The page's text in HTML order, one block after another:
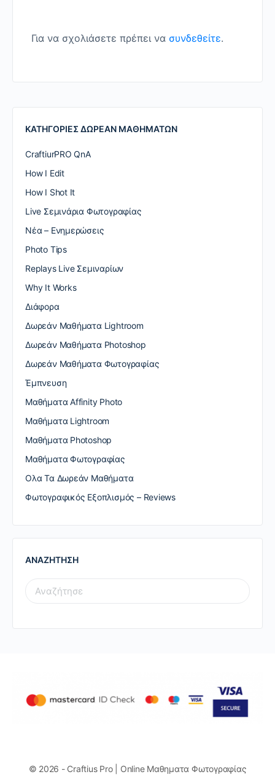
Για να σχολιάσετε πρέπει να συνδεθείτε.
ΚΑΤΗΓΟΡΙΕΣ ΔΩΡΕΑΝ ΜΑΘΗΜΑΤΩΝ
CraftiurPRO QnA
How I Edit
How I Shot It
Live Σεμινάρια Φωτογραφίας
Nέα – Ενημερώσεις
Photo Tips
Replays Live Σεμιναρίων
Why It Works
Διάφορα
Δωρεάν Μαθήματα Lightroom
Δωρεάν Μαθήματα Photoshop
Δωρεάν Μαθήματα Φωτογραφίας
Έμπνευση
Μαθήματα Affinity Photo
Μαθήματα Lightroom
Μαθήματα Photoshop
Μαθήματα Φωτογραφίας
Ολα Τα Δωρεάν Μαθήματα
Φωτογραφικός Εξοπλισμός – Reviews
ΑΝΑΖΗΤΗΣΗ
SEARCH
FOR:
© 2026 - Craftius Pro | Online Μαθηματα Φωτογραφίας